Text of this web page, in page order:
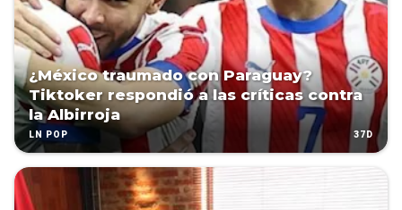
¿México traumado con Paraguay?
Tiktoker respondió a las críticas contra
la Albirroja
LN POP 37D